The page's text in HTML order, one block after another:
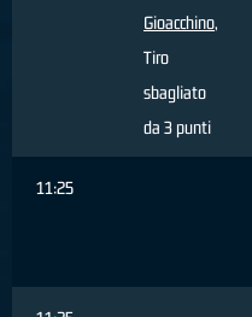
Gioacchino,
Tiro
sbagliato
da 3 punti
11:25